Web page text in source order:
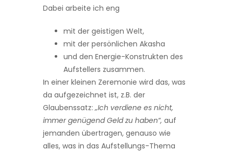
Dabei arbeite ich eng
mit der geistigen Welt,
mit der persönlichen Akasha
und den Energie-Konstrukten des
Aufstellers zusammen.
In einer kleinen Zere­monie wird das, was
da aufgezeichnet ist, z.B. der
Glaubenssatz:„Ich verdiene es nicht,
immer genügend Geld zu haben“, auf
jemanden übertragen, genauso wie
alles, was in das Aufstellungs-Thema